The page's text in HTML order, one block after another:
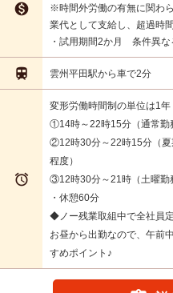

※時間外労働の有無に関わ
業代として支給し、超過時
・試用期間2か月 条件異
 雲州平田駅から車で2分

変形労働時間制の単位は1年
①14時～22時15分（通常勤
②12時30分～22時15分（夏
程度）
③12時30分～21時（土曜勤
・休憩60分
◆ノー残業取組中で全社員
お昼から出勤なので、午前
すめポイント♪